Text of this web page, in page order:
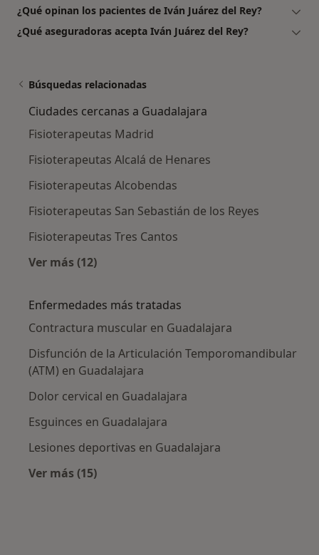
¿Qué opinan los pacientes de Iván Juárez del Rey?
¿Qué aseguradoras acepta Iván Juárez del Rey?
Búsquedas relacionadas
Ciudades cercanas a Guadalajara
Fisioterapeutas Madrid
Fisioterapeutas Alcalá de Henares
Fisioterapeutas Alcobendas
Fisioterapeutas San Sebastián de los Reyes
Fisioterapeutas Tres Cantos
Ver más (12)
Enfermedades más tratadas
Contractura muscular en Guadalajara
Disfunción de la Articulación Temporomandibular
(ATM) en Guadalajara
Dolor cervical en Guadalajara
Esguinces en Guadalajara
Lesiones deportivas en Guadalajara
Ver más (15)